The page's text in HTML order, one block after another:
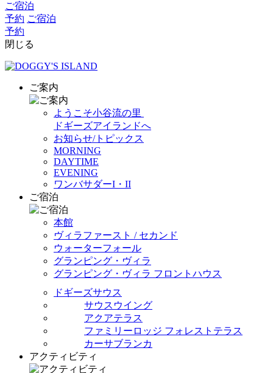
ご宿泊
予約 ご宿泊
予約
閉じる
ご案内
ようこそ小谷流の里
ドギーズアイランドへ
お知らせ/トピックス
MORNING
DAYTIME
EVENING
ワンバサダーI・II
ご宿泊
本館
ヴィラファースト / セカンド
ウォーターフォール
グランピング・ヴィラ
グランピング・ヴィラ フロントハウス
ドギーズサウス
サウスウイング
アクアテラス
ファミリーロッジ フォレストテラス
カーサブランカ
アクティビティ